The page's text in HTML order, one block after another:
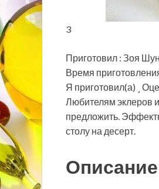
3
Приготовил : Зоя
Время
Я приготовил(а)
Любителям эклеров
предложить.
столу на десерт.